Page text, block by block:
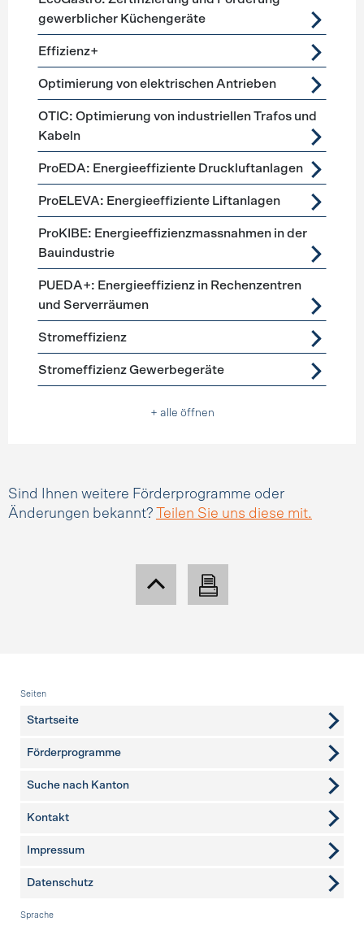
gewerblicher Küchengeräte
Effizienz+
Optimierung von elektrischen Antrieben
OTIC: Optimierung von industriellen Trafos und
Kabeln
ProEDA: Energieeffiziente Druckluftanlagen
ProELEVA: Energieeffiziente Liftanlagen
ProKIBE: Energieeffizienzmassnahmen in der
Bauindustrie
PUEDA+: Energieeffizienz in Rechenzentren
und Serverräumen
Stromeffizienz
Stromeffizienz Gewerbegeräte
+ alle öffnen
Sind Ihnen weitere Förderprogramme oder
Änderungen bekannt?
Teilen Sie uns diese mit.
Fusszeile
Seiten
Startseite
Förderprogramme
Suche nach Kanton
weitere Seiten
Kontakt
Impressum
Datenschutz
Sprache